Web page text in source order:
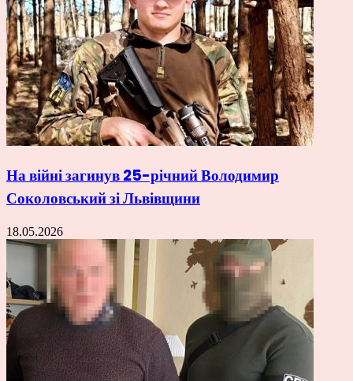
На війні загинув 25-річний Володимир
Соколовський зі Львівщини
18.05.2026